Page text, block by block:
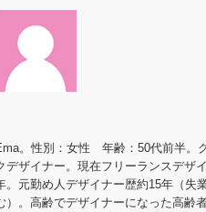
。性別：女性 年齢：50代前半。
デザイナー。現在フリーランスデザ
。元勤め人デザイナー歴約15年（失
）。高齢でデザイナーになった高齢